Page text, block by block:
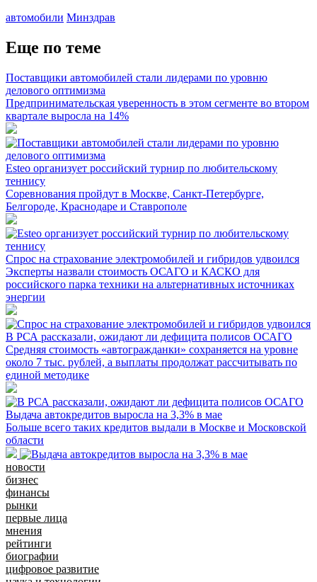
автомобили Минздрав
Еще по теме
Поставщики автомобилей стали лидерами по уровню
делового оптимизма
Предпринимательская уверенность в этом сегменте во втором
квартале выросла на 14%
Esteo организует российский турнир по любительскому
теннису
Соревнования пройдут в Москве, Санкт-Петербурге,
Белгороде, Краснодаре и Ставрополе
Спрос на страхование электромобилей и гибридов удвоился
Эксперты назвали стоимость ОСАГО и КАСКО для
российского парка техники на альтернативных источниках
энергии
В РСА рассказали, ожидают ли дефицита полисов ОСАГО
Средняя стоимость «автогражданки» сохраняется на уровне
около 7 тыс. рублей, а выплаты продолжат рассчитывать по
единой методике
Выдача автокредитов выросла на 3,3% в мае
Больше всего таких кредитов выдали в Москве и Московской
области
новости
бизнес
финансы
рынки
первые лица
мнения
рейтинги
биографии
цифровое развитие